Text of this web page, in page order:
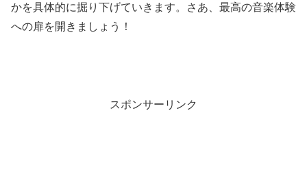
かを具体的に掘り下げていきます。さあ、最高の音楽体験
への扉を開きましょう！
スポンサーリンク